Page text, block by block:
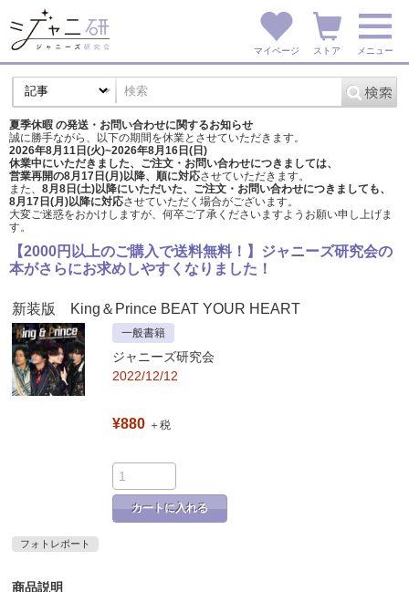
マイページ ストア メニュー
夏季休暇 の発送・お問い合わせに関するお知らせ
誠に勝手ながら、以下の期間を休業とさせていただきます。
2026年8月11日(火)~2026年8月16日(日)
休業中にいただきました、ご注文・お問い合わせにつきましては、
営業再開の8月17日(月)以降、順に対応させていただきます。
また、 8月8日(土)以降にいただいた、ご注文・ お問い合わせにつきましても、
8月17日(月)以降に対応させていただく場合がございます。
大変ご迷惑をおかけしますが、 何卒ご了承くださいますようお願い申し上げま
す。
【2000円以上のご購入で送料無料！】ジャニーズ研究会の
本がさらにお求めしやすくなりました！
新装版 King＆Prince BEAT YOUR HEART
一般書籍
ジャニーズ研究会
2022/12/12
¥880 ＋税
カートに入れる
フォトレポート
商品説明